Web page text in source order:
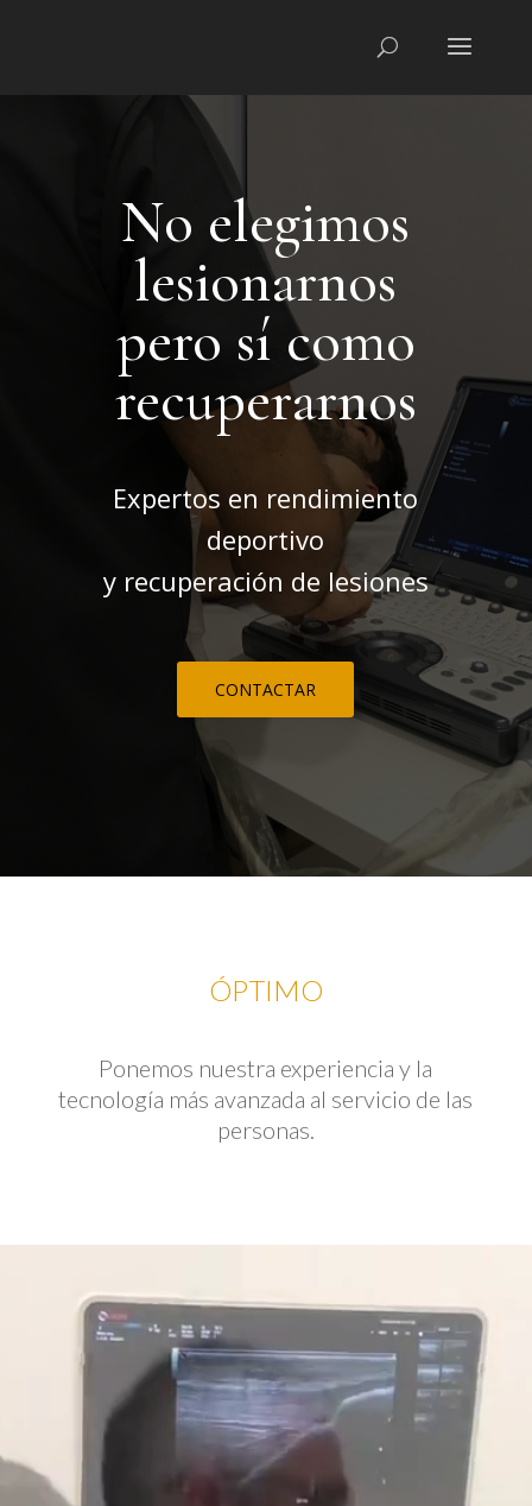
No elegimos
lesionarnos
pero sí como
recuperarnos
Expertos en rendimiento
deportivo
y recuperación de lesiones
CONTACTAR
ÓPTIMO
Ponemos nuestra experiencia y la
tecnología más avanzada al servicio de las
personas.